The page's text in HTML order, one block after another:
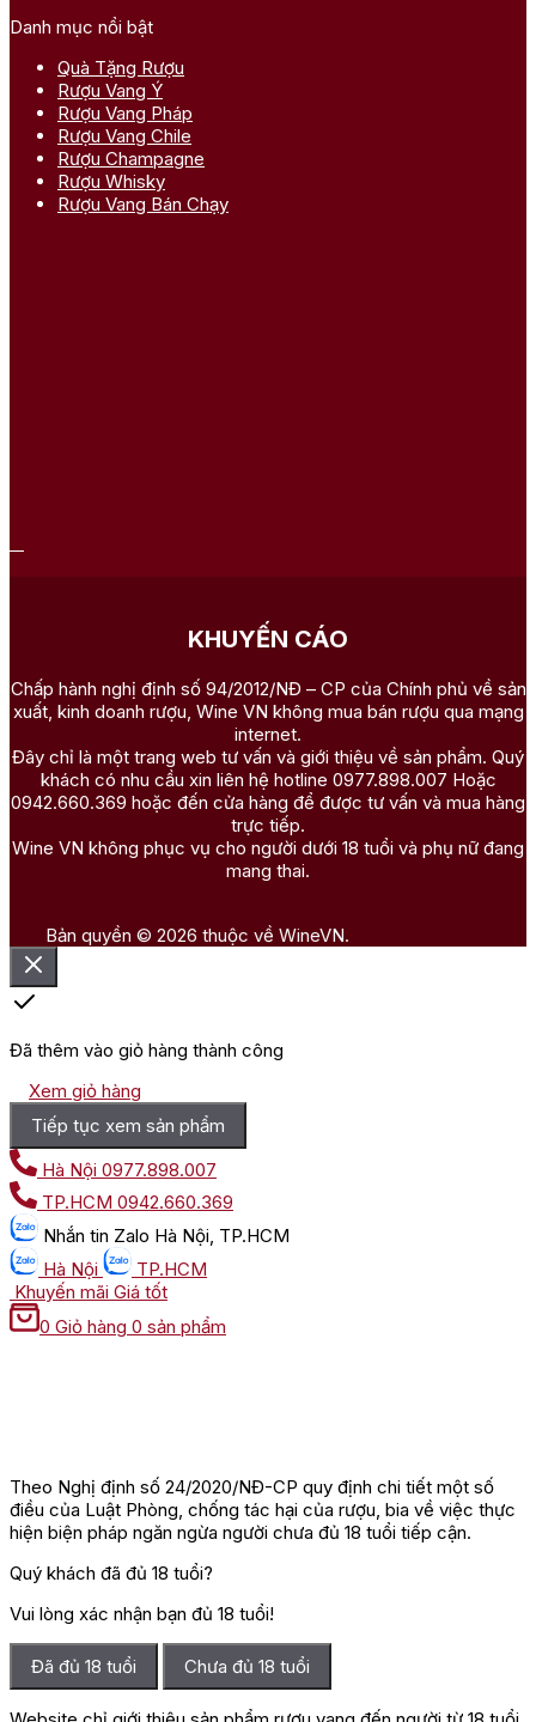
Danh mục nổi bật
Quà Tặng Rượu
Rượu Vang Ý
Rượu Vang Pháp
Rượu Vang Chile
Rượu Champagne
Rượu Whisky
Rượu Vang Bán Chạy
KHUYẾN CÁO
Chấp hành nghị định số 94/2012/NĐ – CP của Chính phủ về sản
xuất, kinh doanh rượu, Wine VN không mua bán rượu qua mạng
internet.
Đây chỉ là một trang web tư vấn và giới thiệu về sản phẩm. Quý
khách có nhu cầu xin liên hệ hotline 0977.898.007 Hoặc
0942.660.369 hoặc đến cửa hàng để được tư vấn và mua hàng
trực tiếp.
Wine VN không phục vụ cho người dưới 18 tuổi và phụ nữ đang
mang thai.
Bản quyền © 2026 thuộc về WineVN.
Đã thêm vào giỏ hàng thành công
Xem giỏ hàng
Tiếp tục xem sản phẩm
Hà Nội 0977.898.007
TP.HCM 0942.660.369
Nhắn tin Zalo Hà Nội, TP.HCM
Hà Nội
TP.HCM
Khuyến mãi Giá tốt
0 Giỏ hàng 0 sản phẩm
Theo Nghị định số 24/2020/NĐ-CP quy định chi tiết một số
điều của Luật Phòng, chống tác hại của rượu, bia về việc thực
hiện biện pháp ngăn ngừa người chưa đủ 18 tuổi tiếp cận.
Quý khách đã đủ 18 tuổi?
Vui lòng xác nhận bạn đủ 18 tuổi!
Đã đủ 18 tuổi Chưa đủ 18 tuổi